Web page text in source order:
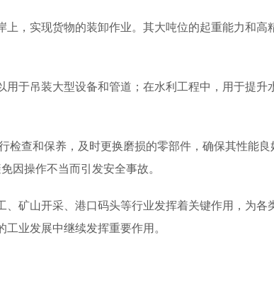
，实现货物的装卸作业。其大吨位的起重能力和高
于吊装大型设备和管道；在水利工程中，用于提升
检查和保养，及时更换磨损的零部件，确保其性能良
因操作不当而引发安全事故。
矿山开采、港口码头等行业发挥着关键作用，为各
业发展中继续发挥重要作用。